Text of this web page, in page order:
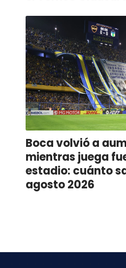
Boca volvió a
mientras juega
estadio: cuánto
agosto 2026